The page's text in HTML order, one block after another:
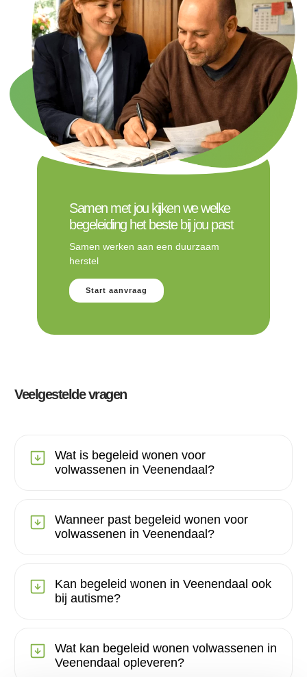
Samen met jou kijken we welke
begeleiding het beste bij jou past
Samen werken aan een duurzaam
herstel
Start aanvraag
Veelgestelde vragen
Wat is begeleid wonen voor
volwassenen in Veenendaal?
Wanneer past begeleid wonen voor
volwassenen in Veenendaal?
Kan begeleid wonen in Veenendaal ook
bij autisme?
Wat kan begeleid wonen volwassenen in
Veenendaal opleveren?